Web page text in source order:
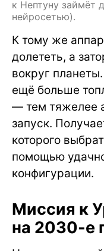
к Нептуну займёт
нейросетью).
К тому же
долететь, а
вокруг
ещё больше
— тем тяжелее
запуск.
которого
помощью
конфигурации.
Миссия к
на 2030-е